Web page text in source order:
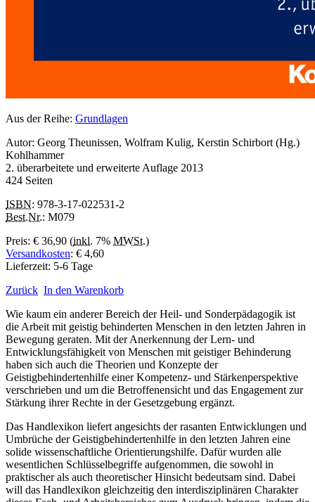
Aus der Reihe: Grundlagen
Autor: Georg Theunissen, Wolfram Kulig, Kerstin Schirbort (Hg.)
Kohlhammer
2. überarbeitete und erweiterte Auflage 2013
424 Seiten
ISBN: 978-3-17-022531-2
Best.Nr.: M079
Preis: € 36,90 (inkl. 7% MWSt.)
Versandkosten: € 4,60
Lieferzeit: 5-6 Tage
Zurück In den Warenkorb
Wie kaum ein anderer Bereich der Heil- und Sonderpädagogik ist
die Arbeit mit geistig behinderten Menschen in den letzten Jahren in
Bewegung geraten. Mit der Anerkennung der Lern- und
Entwicklungsfähigkeit von Menschen mit geistiger Behinderung
haben sich auch die Theorien und Konzepte der
Geistigbehindertenhilfe einer Kompetenz- und Stärkenperspektive
verschrieben und um die Betroffenensicht und das Engagement zur
Stärkung ihrer Rechte in der Gesetzgebung ergänzt.
Das Handlexikon liefert angesichts der rasanten Entwicklungen und
Umbrüche der Geistigbehindertenhilfe in den letzten Jahren eine
solide wissenschaftliche Orientierungshilfe. Dafür wurden alle
wesentlichen Schlüsselbegriffe aufgenommen, die sowohl in
praktischer als auch theoretischer Hinsicht bedeutsam sind. Dabei
will das Handlexikon gleichzeitig den interdisziplinären Charakter